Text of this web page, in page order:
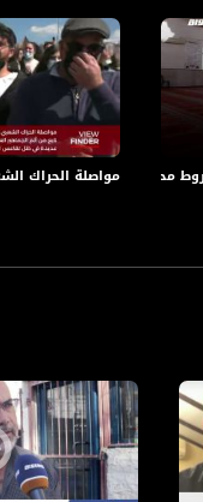
مواصلة الحراك محددة